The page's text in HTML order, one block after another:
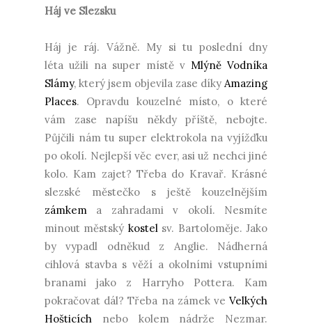
Háj ve Slezsku
Háj je ráj. Vážně. My si tu poslední dny
léta užili na super místě v Mlýně Vodníka
Slámy, který jsem objevila zase díky Amazing
Places. Opravdu kouzelné místo, o které
vám zase napíšu někdy příště, nebojte.
Půjčili nám tu super elektrokola na vyjížďku
po okolí. Nejlepší věc ever, asi už nechci jiné
kolo. Kam zajet? Třeba do Kravař. Krásné
slezské městečko s ještě kouzelnějším
zámkem a zahradami v okolí. Nesmíte
minout městský kostel sv. Bartoloměje. Jako
by vypadl odněkud z Anglie. Nádherná
cihlová stavba s věží a okolními vstupními
branami jako z Harryho Pottera. Kam
pokračovat dál? Třeba na zámek ve Velkých
Hošticích nebo kolem nádrže Nezmar.